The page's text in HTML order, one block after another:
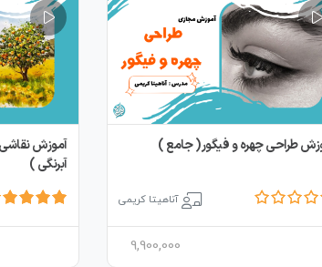
طراحی چهره و فیگور ( جامع )
آناهیتا کریمی
9,900,000
آموزش
آبرنگی )